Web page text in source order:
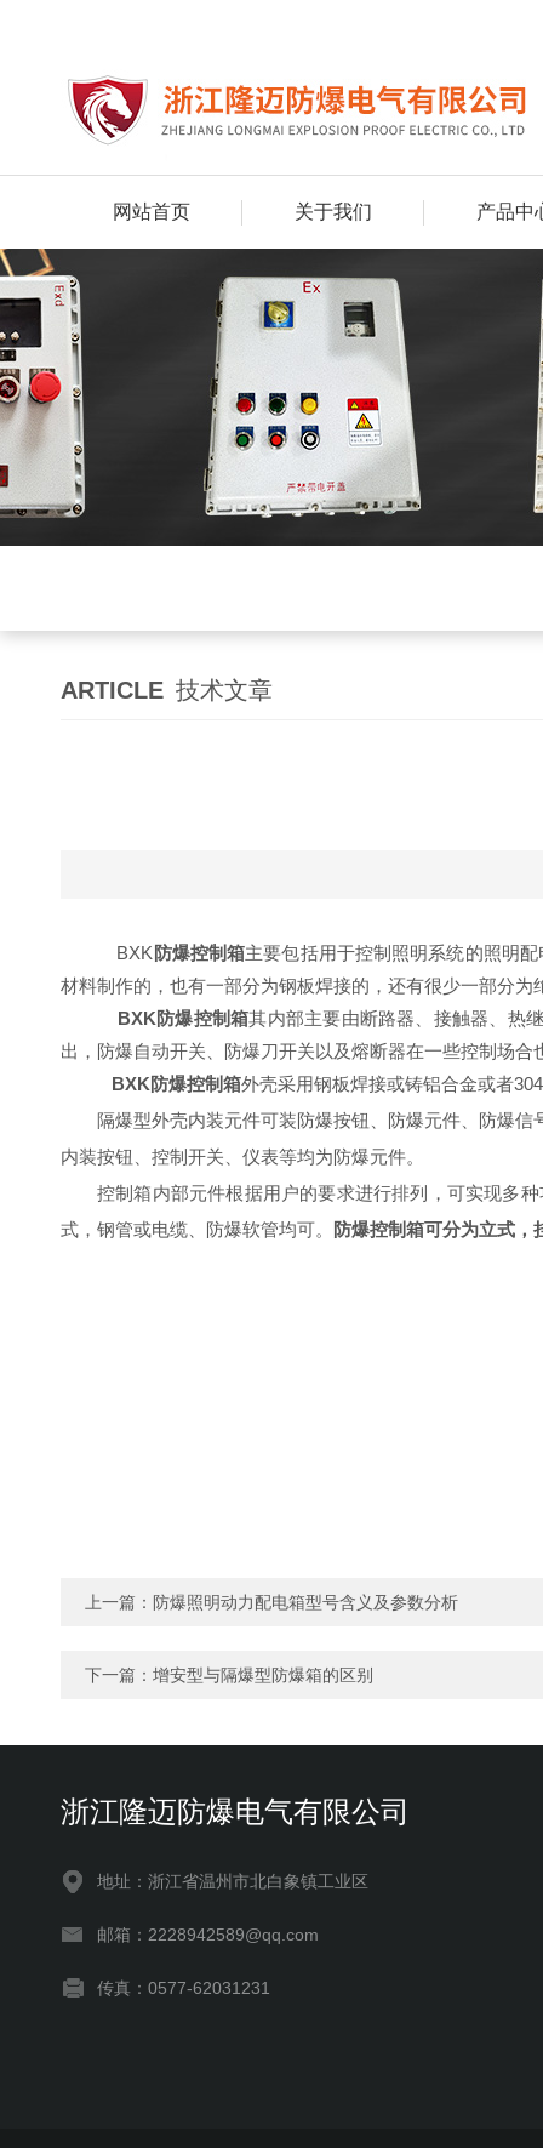
网站首页 关于我们 产品中
ARTICLE 技术文章
BXK 防爆控制箱主要包括用于控制照明系统的照明
材料制作的，也有一部分为钢板焊接的，还有很少一部分为
BXK防爆控制箱其内部主要由断路器、接触器、热
出，防爆自动开关、防爆刀开关以及熔断器在一些控制场
BXK防爆控制箱外壳采用钢板焊接或铸铝合金或者
隔爆型外壳内装元件可装防爆按钮、防爆元件、防爆
内装按钮、控制开关、仪表等均为防爆元件。
控制箱内部元件根据用户的要求进行排列，可实现多
式，钢管或电缆、防爆软管均可。
防爆控制箱可分为立式，
上一篇： 防爆照明动力配电箱型号含义及参数分析
下一篇： 增安型与隔爆型防爆箱的区别
浙江隆迈防爆电气有限公司
地址：浙江省温州市北白象镇工业区
邮箱：2228942589@qq.com
传真：0577-62031231